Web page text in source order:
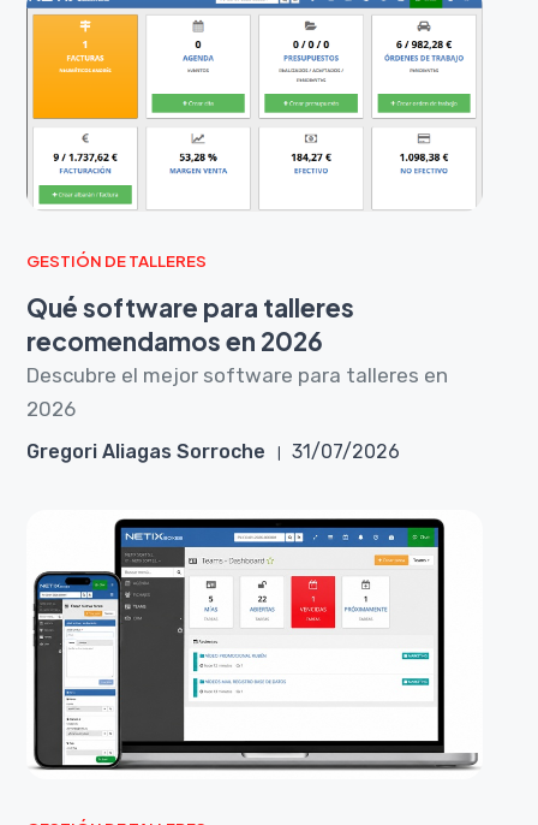
GESTIÓN DE TALLERES
Qué software para talleres
recomendamos en 2026
Descubre el mejor software para talleres en
2026
Gregori Aliagas Sorroche 31/07/2026